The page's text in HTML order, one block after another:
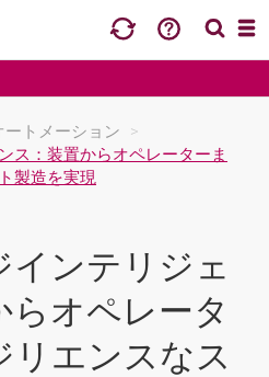
ートメーション
>
ス：装置からオペレーターま
製造を実現
インテリジェ
らオペレータ
リエンスなス